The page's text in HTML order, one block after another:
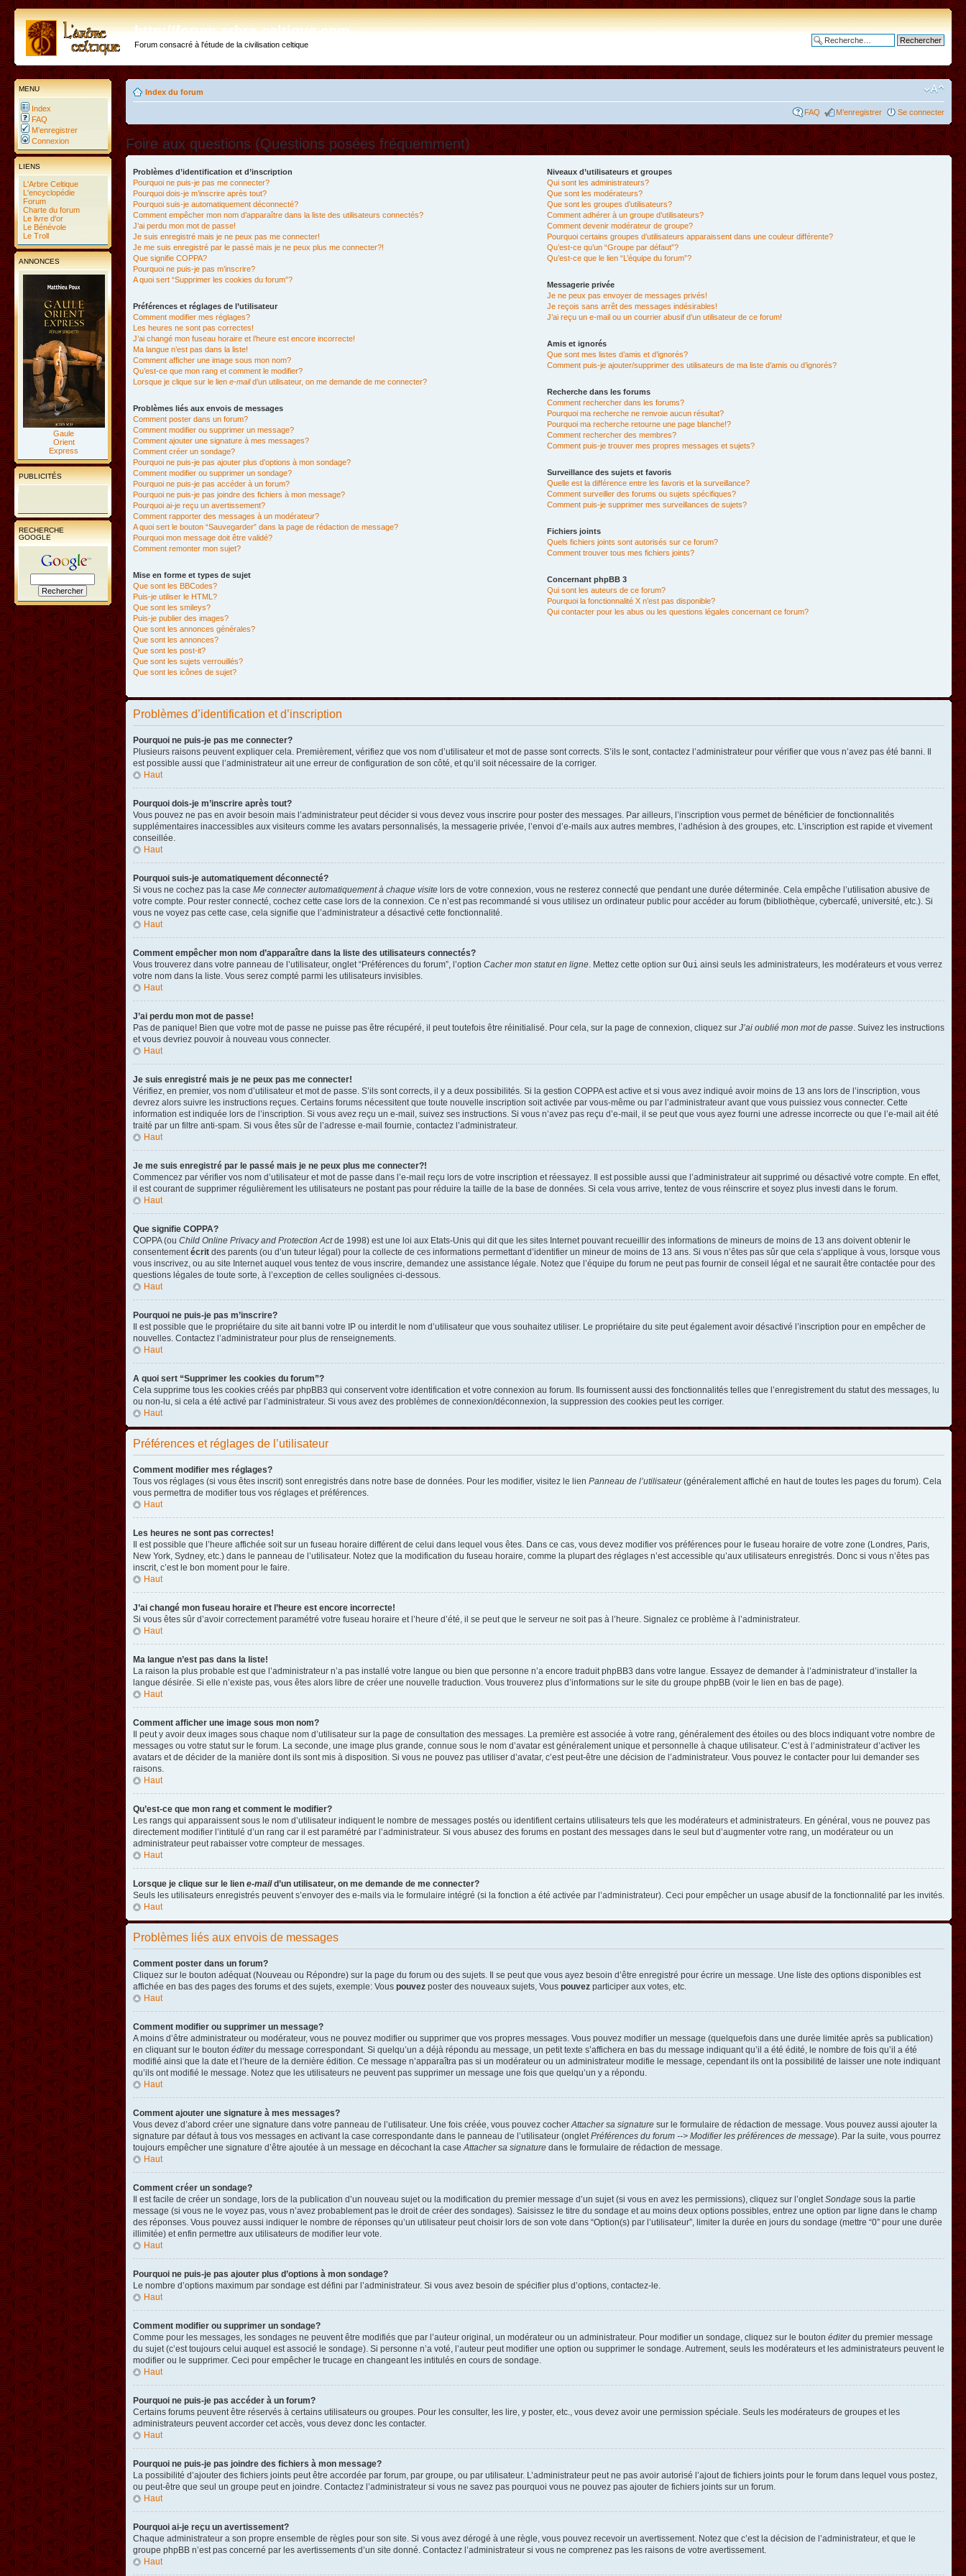
http://forum.arbre-celtique.com
Forum consacré à l'étude de la civilisation celtique
MENU
Index
FAQ
M’enregistrer
Connexion
LIENS
L'Arbre Celtique
L'encyclopédie
Forum
Charte du forum
Le livre d'or
Le Bénévole
Le Troll
ANNONCES
Gaule
Orient
Express
PUBLICITÉS
RECHERCHE
GOOGLE
Index du forum
FAQ M’enregistrer Se connecter
Foire aux questions (Questions posées fréquemment)
Problèmes d’identification et d’inscription
Pourquoi ne puis-je pas me connecter?
Pourquoi dois-je m’inscrire après tout?
Pourquoi suis-je automatiquement déconnecté?
Comment empêcher mon nom d’apparaître dans la liste des utilisateurs connectés?
J’ai perdu mon mot de passe!
Je suis enregistré mais je ne peux pas me connecter!
Je me suis enregistré par le passé mais je ne peux plus me connecter?!
Que signifie COPPA?
Pourquoi ne puis-je pas m’inscrire?
A quoi sert “Supprimer les cookies du forum”?
Préférences et réglages de l’utilisateur
Comment modifier mes réglages?
Les heures ne sont pas correctes!
J’ai changé mon fuseau horaire et l’heure est encore incorrecte!
Ma langue n’est pas dans la liste!
Comment afficher une image sous mon nom?
Qu’est-ce que mon rang et comment le modifier?
Lorsque je clique sur le lien e-maild’un utilisateur, on me demande de me connecter?
Problèmes liés aux envois de messages
Comment poster dans un forum?
Comment modifier ou supprimer un message?
Comment ajouter une signature à mes messages?
Comment créer un sondage?
Pourquoi ne puis-je pas ajouter plus d’options à mon sondage?
Comment modifier ou supprimer un sondage?
Pourquoi ne puis-je pas accéder à un forum?
Pourquoi ne puis-je pas joindre des fichiers à mon message?
Pourquoi ai-je reçu un avertissement?
Comment rapporter des messages à un modérateur?
A quoi sert le bouton “Sauvegarder” dans la page de rédaction de message?
Pourquoi mon message doit être validé?
Comment remonter mon sujet?
Mise en forme et types de sujet
Que sont les BBCodes?
Puis-je utiliser le HTML?
Que sont les smileys?
Puis-je publier des images?
Que sont les annonces générales?
Que sont les annonces?
Que sont les post-it?
Que sont les sujets verrouillés?
Que sont les icônes de sujet?
Niveaux d’utilisateurs et groupes
Qui sont les administrateurs?
Que sont les modérateurs?
Que sont les groupes d’utilisateurs?
Comment adhérer à un groupe d’utilisateurs?
Comment devenir modérateur de groupe?
Pourquoi certains groupes d’utilisateurs apparaissent dans une couleur différente?
Qu’est-ce qu’un “Groupe par défaut”?
Qu’est-ce que le lien “L’équipe du forum”?
Messagerie privée
Je ne peux pas envoyer de messages privés!
Je reçois sans arrêt des messages indésirables!
J’ai reçu un e-mail ou un courrier abusif d’un utilisateur de ce forum!
Amis et ignorés
Que sont mes listes d’amis et d’ignorés?
Comment puis-je ajouter/supprimer des utilisateurs de ma liste d’amis ou d’ignorés?
Recherche dans les forums
Comment rechercher dans les forums?
Pourquoi ma recherche ne renvoie aucun résultat?
Pourquoi ma recherche retourne une page blanche!?
Comment rechercher des membres?
Comment puis-je trouver mes propres messages et sujets?
Surveillance des sujets et favoris
Quelle est la différence entre les favoris et la surveillance?
Comment surveiller des forums ou sujets spécifiques?
Comment puis-je supprimer mes surveillances de sujets?
Fichiers joints
Quels fichiers joints sont autorisés sur ce forum?
Comment trouver tous mes fichiers joints?
Concernant phpBB 3
Qui sont les auteurs de ce forum?
Pourquoi la fonctionnalité X n’est pas disponible?
Qui contacter pour les abus ou les questions légales concernant ce forum?
Problèmes d’identification et d’inscription
Pourquoi ne puis-je pas me connecter?
Plusieurs raisons peuvent expliquer cela. Premièrement, vérifiez que vos nom d’utilisateur et mot de passe sont corrects. S’ils le sont, contactez l’administrateur pour vérifier que vous n’avez pas été banni. Il
est possible aussi que l’administrateur ait une erreur de configuration de son côté, et qu’il soit nécessaire de la corriger.
Haut
Pourquoi dois-je m’inscrire après tout?
Vous pouvez ne pas en avoir besoin mais l’administrateur peut décider si vous devez vous inscrire pour poster des messages. Par ailleurs, l’inscription vous permet de bénéficier de fonctionnalités
supplémentaires inaccessibles aux visiteurs comme les avatars personnalisés, la messagerie privée, l’envoi d’e-mails aux autres membres, l’adhésion à des groupes, etc. L’inscription est rapide et vivement
conseillée.
Haut
Pourquoi suis-je automatiquement déconnecté?
Si vous ne cochez pas la case Me connecter automatiquement à chaque visite lors de votre connexion, vous ne resterez connecté que pendant une durée déterminée. Cela empêche l’utilisation abusive de
votre compte. Pour rester connecté, cochez cette case lors de la connexion. Ce n’est pas recommandé si vous utilisez un ordinateur public pour accéder au forum (bibliothèque, cybercafé, université, etc.). Si
vous ne voyez pas cette case, cela signifie que l’administrateur a désactivé cette fonctionnalité.
Haut
Comment empêcher mon nom d’apparaître dans la liste des utilisateurs connectés?
Vous trouverez dans votre panneau de l’utilisateur, onglet “Préférences du forum”, l’option Cacher mon statut en ligne . Mettez cette option sur Oui ainsi seuls les administrateurs, les modérateurs et vous verrez
votre nom dans la liste. Vous serez compté parmi les utilisateurs invisibles.
Haut
J’ai perdu mon mot de passe!
Pas de panique! Bien que votre mot de passe ne puisse pas être récupéré, il peut toutefois être réinitialisé. Pour cela, sur la page de connexion, cliquez sur J’ai oublié mon mot de passe . Suivez les instructions
et vous devriez pouvoir à nouveau vous connecter.
Haut
Je suis enregistré mais je ne peux pas me connecter!
Vérifiez, en premier, vos nom d’utilisateur et mot de passe. S’ils sont corrects, il y a deux possibilités. Si la gestion COPPA est active et si vous avez indiqué avoir moins de 13 ans lors de l’inscription, vous
devrez alors suivre les instructions reçues. Certains forums nécessitent que toute nouvelle inscription soit activée par vous-même ou par l’administrateur avant que vous puissiez vous connecter. Cette
information est indiquée lors de l’inscription. Si vous avez reçu un e-mail, suivez ses instructions. Si vous n’avez pas reçu d’e-mail, il se peut que vous ayez fourni une adresse incorrecte ou que l’e-mail ait été
traité par un filtre anti-spam. Si vous êtes sûr de l’adresse e-mail fournie, contactez l’administrateur.
Haut
Je me suis enregistré par le passé mais je ne peux plus me connecter?!
Commencez par vérifier vos nom d’utilisateur et mot de passe dans l’e-mail reçu lors de votre inscription et réessayez. Il est possible aussi que l’administrateur ait supprimé ou désactivé votre compte. En effet,
il est courant de supprimer régulièrement les utilisateurs ne postant pas pour réduire la taille de la base de données. Si cela vous arrive, tentez de vous réinscrire et soyez plus investi dans le forum.
Haut
Que signifie COPPA?
COPPA (ou Child Online Privacy and Protection Actde 1998) est une loi aux Etats-Unis qui dit que les sites Internet pouvant recueillir des informations de mineurs de moins de 13 ans doivent obtenir le
consentement écrit des parents (ou d’un tuteur légal) pour la collecte de ces informations permettant d’identifier un mineur de moins de 13 ans. Si vous n’êtes pas sûr que cela s’applique à vous, lorsque vous
vous inscrivez, ou au site Internet auquel vous tentez de vous inscrire, demandez une assistance légale. Notez que l’équipe du forum ne peut pas fournir de conseil légal et ne saurait être contactée pour des
questions légales de toute sorte, à l’exception de celles soulignées ci-dessous.
Haut
Pourquoi ne puis-je pas m’inscrire?
Il est possible que le propriétaire du site ait banni votre IP ou interdit le nom d’utilisateur que vous souhaitez utiliser. Le propriétaire du site peut également avoir désactivé l’inscription pour en empêcher de
nouvelles. Contactez l’administrateur pour plus de renseignements.
Haut
A quoi sert “Supprimer les cookies du forum”?
Cela supprime tous les cookies créés par phpBB3 qui conservent votre identification et votre connexion au forum. Ils fournissent aussi des fonctionnalités telles que l’enregistrement du statut des messages, lu
ou non-lu, si cela a été activé par l’administrateur. Si vous avez des problèmes de connexion/déconnexion, la suppression des cookies peut les corriger.
Haut
Préférences et réglages de l’utilisateur
Comment modifier mes réglages?
Tous vos réglages (si vous êtes inscrit) sont enregistrés dans notre base de données. Pour les modifier, visitez le lien Panneau de l’utilisateur(généralement affiché en haut de toutes les pages du forum). Cela
vous permettra de modifier tous vos réglages et préférences.
Haut
Les heures ne sont pas correctes!
Il est possible que l’heure affichée soit sur un fuseau horaire différent de celui dans lequel vous êtes. Dans ce cas, vous devez modifier vos préférences pour le fuseau horaire de votre zone (Londres, Paris,
New York, Sydney, etc.) dans le panneau de l’utilisateur. Notez que la modification du fuseau horaire, comme la plupart des réglages n’est accessible qu’aux utilisateurs enregistrés. Donc si vous n’êtes pas
inscrit, c’est le bon moment pour le faire.
Haut
J’ai changé mon fuseau horaire et l’heure est encore incorrecte!
Si vous êtes sûr d’avoir correctement paramétré votre fuseau horaire et l’heure d’été, il se peut que le serveur ne soit pas à l’heure. Signalez ce problème à l’administrateur.
Haut
Ma langue n’est pas dans la liste!
La raison la plus probable est que l’administrateur n’a pas installé votre langue ou bien que personne n’a encore traduit phpBB3 dans votre langue. Essayez de demander à l’administrateur d’installer la
langue désirée. Si elle n’existe pas, vous êtes alors libre de créer une nouvelle traduction. Vous trouverez plus d’informations sur le site du groupe phpBB (voir le lien en bas de page).
Haut
Comment afficher une image sous mon nom?
Il peut y avoir deux images sous chaque nom d’utilisateur sur la page de consultation des messages. La première est associée à votre rang, généralement des étoiles ou des blocs indiquant votre nombre de
messages ou votre statut sur le forum. La seconde, une image plus grande, connue sous le nom d’avatar est généralement unique et personnelle à chaque utilisateur. C’est à l’administrateur d’activer les
avatars et de décider de la manière dont ils sont mis à disposition. Si vous ne pouvez pas utiliser d’avatar, c’est peut-être une décision de l’administrateur. Vous pouvez le contacter pour lui demander ses
raisons.
Haut
Qu’est-ce que mon rang et comment le modifier?
Les rangs qui apparaissent sous le nom d’utilisateur indiquent le nombre de messages postés ou identifient certains utilisateurs tels que les modérateurs et administrateurs. En général, vous ne pouvez pas
directement modifier l’intitulé d’un rang car il est paramétré par l’administrateur. Si vous abusez des forums en postant des messages dans le seul but d’augmenter votre rang, un modérateur ou un
administrateur peut rabaisser votre compteur de messages.
Haut
Lorsque je clique sur le lien e-maild’un utilisateur, on me demande de me connecter?
Seuls les utilisateurs enregistrés peuvent s’envoyer des e-mails via le formulaire intégré (si la fonction a été activée par l’administrateur). Ceci pour empêcher un usage abusif de la fonctionnalité par les invités.
Haut
Problèmes liés aux envois de messages
Comment poster dans un forum?
Cliquez sur le bouton adéquat (Nouveau ou Répondre) sur la page du forum ou des sujets. Il se peut que vous ayez besoin d’être enregistré pour écrire un message. Une liste des options disponibles est
affichée en bas des pages des forums et des sujets, exemple: Vous pouvez poster des nouveaux sujets, Vous pouvez participer aux votes, etc.
Haut
Comment modifier ou supprimer un message?
A moins d’être administrateur ou modérateur, vous ne pouvez modifier ou supprimer que vos propres messages. Vous pouvez modifier un message (quelquefois dans une durée limitée après sa publication)
en cliquant sur le bouton éditerdu message correspondant. Si quelqu’un a déjà répondu au message, un petit texte s’affichera en bas du message indiquant qu’il a été édité, le nombre de fois qu’il a été
modifié ainsi que la date et l’heure de la dernière édition. Ce message n’apparaîtra pas si un modérateur ou un administrateur modifie le message, cependant ils ont la possibilité de laisser une note indiquant
qu’ils ont modifié le message. Notez que les utilisateurs ne peuvent pas supprimer un message une fois que quelqu’un y a répondu.
Haut
Comment ajouter une signature à mes messages?
Vous devez d’abord créer une signature dans votre panneau de l’utilisateur. Une fois créée, vous pouvez cocher Attacher sa signature sur le formulaire de rédaction de message. Vous pouvez aussi ajouter la
signature par défaut à tous vos messages en activant la case correspondante dans le panneau de l’utilisateur (onglet Préférences du forum --> Modifier les préférences de message). Par la suite, vous pourrez
toujours empêcher une signature d’être ajoutée à un message en décochant la case Attacher sa signature dans le formulaire de rédaction de message.
Haut
Comment créer un sondage?
Il est facile de créer un sondage, lors de la publication d’un nouveau sujet ou la modification du premier message d’un sujet (si vous en avez les permissions), cliquez sur l’onglet Sondage sous la partie
message (si vous ne le voyez pas, vous n’avez probablement pas le droit de créer des sondages). Saisissez le titre du sondage et au moins deux options possibles, entrez une option par ligne dans le champ
des réponses. Vous pouvez aussi indiquer le nombre de réponses qu’un utilisateur peut choisir lors de son vote dans “Option(s) par l’utilisateur”, limiter la durée en jours du sondage (mettre “0” pour une durée
illimitée) et enfin permettre aux utilisateurs de modifier leur vote.
Haut
Pourquoi ne puis-je pas ajouter plus d’options à mon sondage?
Le nombre d’options maximum par sondage est défini par l’administrateur. Si vous avez besoin de spécifier plus d’options, contactez-le.
Haut
Comment modifier ou supprimer un sondage?
Comme pour les messages, les sondages ne peuvent être modifiés que par l’auteur original, un modérateur ou un administrateur. Pour modifier un sondage, cliquez sur le bouton éditerdu premier message
du sujet (c’est toujours celui auquel est associé le sondage). Si personne n’a voté, l’auteur peut modifier une option ou supprimer le sondage. Autrement, seuls les modérateurs et les administrateurs peuvent le
modifier ou le supprimer. Ceci pour empêcher le trucage en changeant les intitulés en cours de sondage.
Haut
Pourquoi ne puis-je pas accéder à un forum?
Certains forums peuvent être réservés à certains utilisateurs ou groupes. Pour les consulter, les lire, y poster, etc., vous devez avoir une permission spéciale. Seuls les modérateurs de groupes et les
administrateurs peuvent accorder cet accès, vous devez donc les contacter.
Haut
Pourquoi ne puis-je pas joindre des fichiers à mon message?
La possibilité d’ajouter des fichiers joints peut être accordée par forum, par groupe, ou par utilisateur. L’administrateur peut ne pas avoir autorisé l’ajout de fichiers joints pour le forum dans lequel vous postez,
ou peut-être que seul un groupe peut en joindre. Contactez l’administrateur si vous ne savez pas pourquoi vous ne pouvez pas ajouter de fichiers joints sur un forum.
Haut
Pourquoi ai-je reçu un avertissement?
Chaque administrateur a son propre ensemble de règles pour son site. Si vous avez dérogé à une règle, vous pouvez recevoir un avertissement. Notez que c’est la décision de l’administrateur, et que le
groupe phpBB n’est pas concerné par les avertissements d’un site donné. Contactez l’administrateur si vous ne comprenez pas les raisons de votre avertissement.
Haut